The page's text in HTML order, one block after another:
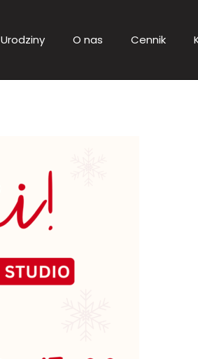
Urodziny O nas Cennik